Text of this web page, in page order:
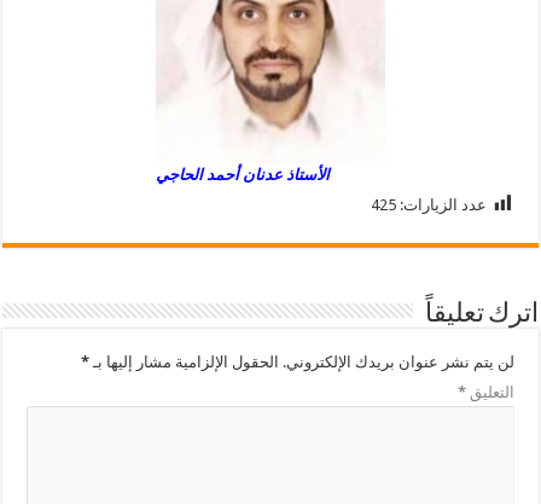
الأستاذ عدنان أحمد الحاجي
عدد الزيارات: 425
اترك تعليقاً
لن يتم نشر عنوان بريدك الإلكتروني. الحقول الإلزامية مشار إليها بـ*
التعليق*